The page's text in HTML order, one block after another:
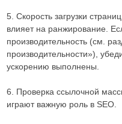
5. Скорость загрузки
влияет на ранжирование.
производительность (см.
производительности»),
ускорению выполнены.
6. Проверка ссылочной
играют важную роль в SEO.